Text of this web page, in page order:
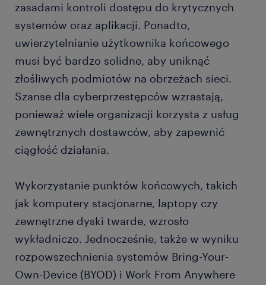
zasadami kontroli dostępu do krytycznych
systemów oraz aplikacji. Ponadto,
uwierzytelnianie użytkownika końcowego
musi być bardzo solidne, aby uniknąć
złośliwych podmiotów na obrzeżach sieci.
Szanse dla cyberprzestępców wzrastają,
ponieważ wiele organizacji korzysta z usług
zewnętrznych dostawców, aby zapewnić
ciągłość działania.
Wykorzystanie punktów końcowych, takich
jak komputery stacjonarne, laptopy czy
zewnętrzne dyski twarde, wzrosło
wykładniczo. Jednocześnie, także w wyniku
rozpowszechnienia systemów Bring-Your-
Own-Device (BYOD) i Work From Anywhere